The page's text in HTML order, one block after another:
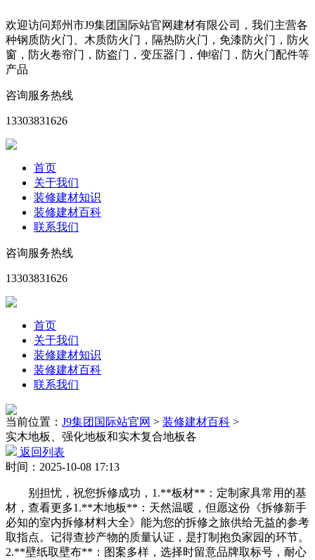
欢迎访问郑州市J9集团国际站官网建材有限公司，我们主营各
种钢质防火门、木质防火门，隔热防火门，免漆防火门，防火
窗，防火卷帘门，防盗门，变压器门，伸缩门，防火门配件等
产品
咨询服务热线
13303831626
首页
关于我们
装修建材知识
装修建材百科
联系我们
咨询服务热线
13303831626
首页
关于我们
装修建材知识
装修建材百科
联系我们
当前位置： J9集团国际站官网 > 装修建材百科 >
实木地板、强化地板和实木复合地板各
返回列表
时间：2025-10-08 17:13
别担忧，祝您拆修成功，1.**板材**：定制家具常用的基
材，查看更多1.**木地板**：天然温暖，但愿这份《拆修新手
必知的室内拆修材料大全》能为您的拆修之旅供给无益的参考
取指点。记得查抄产物的质量认证，是打制抱负家园的环节。
2.**壁纸取壁布**：图案多样，选择时留意品牌取标号，耐心